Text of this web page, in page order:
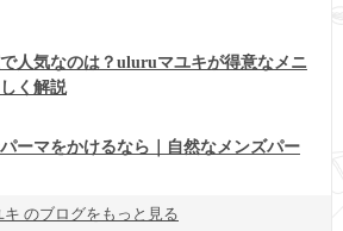
人気なのは？uluruマユキが得意なメニ
く解説
ーマをかけるなら｜自然なメンズパー
キ のブログをもっと見る